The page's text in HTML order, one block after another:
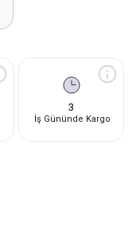
3
İş Gününde Kargo